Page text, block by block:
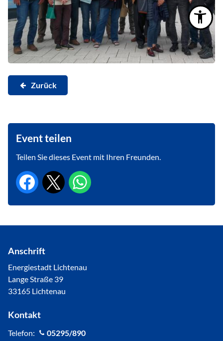
Zurück
Event teilen
Teilen Sie dieses Event mit Ihren Freunden.
Anschrift
Energiestadt Lichtenau
Lange Straße 39
33165 Lichtenau
Kontakt
Telefon: 05295/890